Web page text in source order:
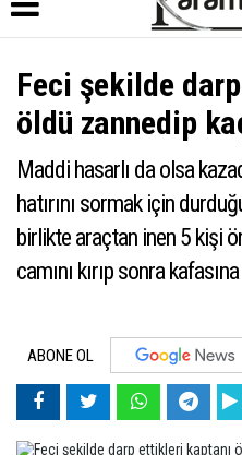
Feci şekilde
öldü zannedip
Maddi hasarlı da olsa
hatırını sormak için
birlikte araçtan inen 5 kişi
camını kırıp sonra
ABONE OL